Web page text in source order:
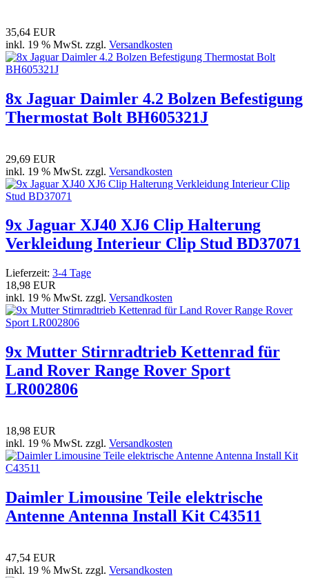
35,64 EUR
inkl. 19 % MwSt. zzgl. Versandkosten
8x Jaguar Daimler 4.2 Bolzen Befestigung
Thermostat Bolt BH605321J
29,69 EUR
inkl. 19 % MwSt. zzgl. Versandkosten
9x Jaguar XJ40 XJ6 Clip Halterung
Verkleidung Interieur Clip Stud BD37071
Lieferzeit: 3-4 Tage
18,98 EUR
inkl. 19 % MwSt. zzgl. Versandkosten
9x Mutter Stirnradtrieb Kettenrad für
Land Rover Range Rover Sport
LR002806
18,98 EUR
inkl. 19 % MwSt. zzgl. Versandkosten
Daimler Limousine Teile elektrische
Antenne Antenna Install Kit C43511
47,54 EUR
inkl. 19 % MwSt. zzgl. Versandkosten